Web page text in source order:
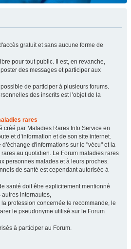
gratuit et sans aucune forme de
pour tout public. Il est, en revanche,
des messages et participer aux
de participer à plusieurs forums.
des inscrits est l’objet de la
rares
créé par Maladies Rares Info Service en
et d’information et de son site internet.
d'échange d'informations sur le "vécu" et la
au quotidien. Le Forum maladies rares
personnes malades et à leurs proches.
de santé est cependant autorisée à
santé doit être explicitement mentionné
internautes,
profession concernée le recommande, le
le pseudonyme utilisé sur le Forum
à participer au Forum.